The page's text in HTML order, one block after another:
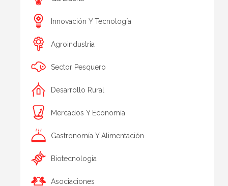
Innovación Y Tecnología
Agroindustria
Sector Pesquero
Desarrollo Rural
Mercados Y Economía
Gastronomía Y Alimentación
Biotecnologia
Asociaciones